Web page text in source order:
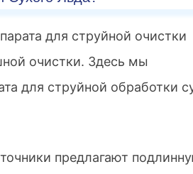
для струйной очистки
очистки. Здесь мы
для струйной обработки
предлагают